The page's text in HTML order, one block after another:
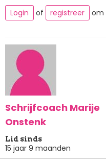
Login
of registreer om
Schrijfcoach Marije
Onstenk
Lid sinds
15 jaar 9 maanden